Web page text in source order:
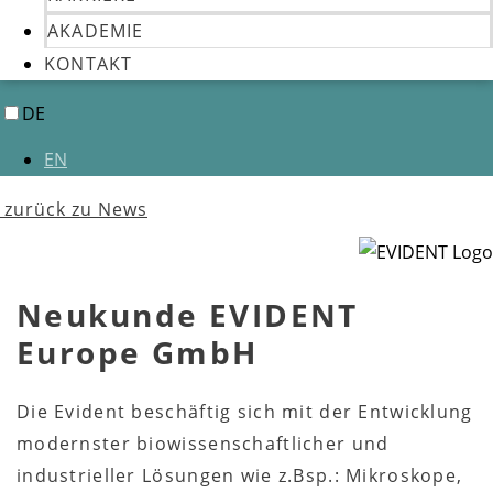
AKADEMIE
KONTAKT
DE
EN
zurück zu News
Neukunde EVIDENT
Europe GmbH
Die Evident beschäftig sich mit der Entwicklung
modernster biowissenschaftlicher und
industrieller Lösungen wie z.Bsp.: Mikroskope,